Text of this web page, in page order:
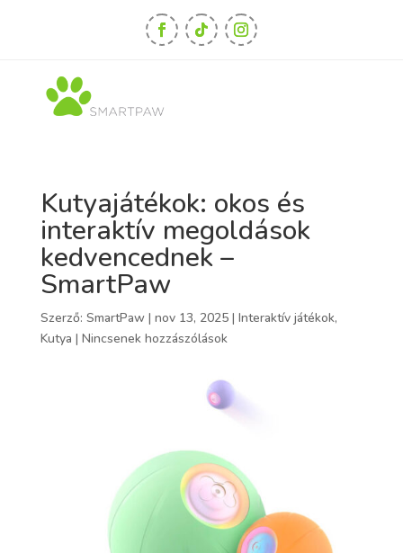
Kutyajátékok: okos és
interaktív megoldások
kedvencednek –
SmartPaw
Szerző: SmartPaw| nov 13, 2025| Interaktív játékok,
Kutya | Nincsenek hozzászólások